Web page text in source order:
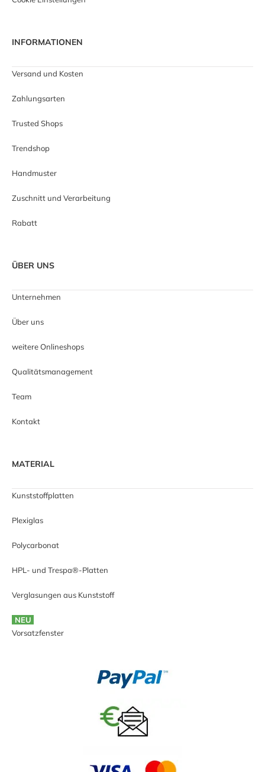
INFORMATIONEN
Versand und Kosten
Zahlungsarten
Trusted Shops
Trendshop
Handmuster
Zuschnitt und Verarbeitung
Rabatt
ÜBER UNS
Unternehmen
Über uns
weitere Onlineshops
Qualitätsmanagement
Team
Kontakt
MATERIAL
Kunststoffplatten
Plexiglas
Polycarbonat
HPL- und Trespa®-Platten
Verglasungen aus Kunststoff
NEU
Vorsatzfenster